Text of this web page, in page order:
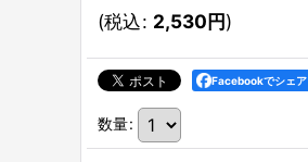
(税込: 2,530円)
Facebookでシェア
数量: